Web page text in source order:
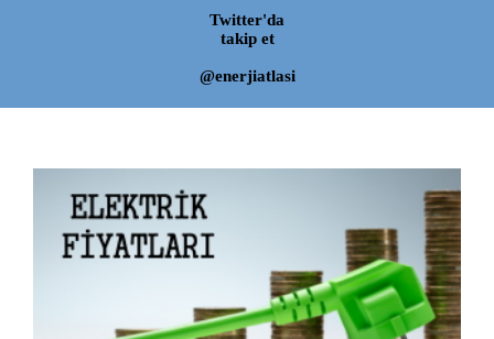
Twitter'da
takip et
@enerjiatlasi